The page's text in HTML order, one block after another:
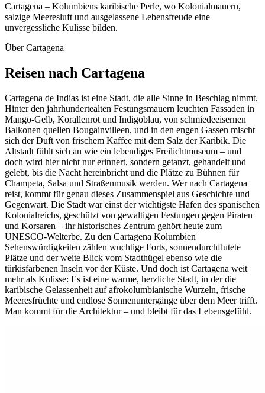
Cartagena – Kolumbiens karibische Perle, wo Kolonialmauern,
salzige Meeresluft und ausgelassene Lebensfreude eine
unvergessliche Kulisse bilden.
Über Cartagena
Reisen nach Cartagena
Cartagena de Indias ist eine Stadt, die alle Sinne in Beschlag nimmt.
Hinter den jahrhundertealten Festungsmauern leuchten Fassaden in
Mango-Gelb, Korallenrot und Indigoblau, von schmiedeeisernen
Balkonen quellen Bougainvilleen, und in den engen Gassen mischt
sich der Duft von frischem Kaffee mit dem Salz der Karibik. Die
Altstadt fühlt sich an wie ein lebendiges Freilichtmuseum – und
doch wird hier nicht nur erinnert, sondern getanzt, gehandelt und
gelebt, bis die Nacht hereinbricht und die Plätze zu Bühnen für
Champeta, Salsa und Straßenmusik werden. Wer nach Cartagena
reist, kommt für genau dieses Zusammenspiel aus Geschichte und
Gegenwart. Die Stadt war einst der wichtigste Hafen des spanischen
Kolonialreichs, geschützt von gewaltigen Festungen gegen Piraten
und Korsaren – ihr historisches Zentrum gehört heute zum
UNESCO-Welterbe. Zu den Cartagena Kolumbien
Sehenswürdigkeiten zählen wuchtige Forts, sonnendurchflutete
Plätze und der weite Blick vom Stadthügel ebenso wie die
türkisfarbenen Inseln vor der Küste. Und doch ist Cartagena weit
mehr als Kulisse: Es ist eine warme, herzliche Stadt, in der die
karibische Gelassenheit auf afrokolumbianische Wurzeln, frische
Meeresfrüchte und endlose Sonnenuntergänge über dem Meer trifft.
Man kommt für die Architektur – und bleibt für das Lebensgefühl.